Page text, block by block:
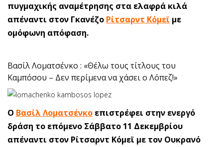
πυγμαχικής αναμέτρησης στα ελαφρά κιλά
απέναντι στον Γκανέζο Ρίτσαρντ Κόμεϊ με
ομόφωνη απόφαση.
Βασίλ Λοματσένκο : «Θέλω τους τίτλους του
Καμπόσου – Δεν περίμενα να χάσει ο Λόπεζ!»
Ο Βασίλ Λοματσένκο επιστρέφει στην ενεργό
δράση το επόμενο Σάββατο 11 Δεκεμβρίου
απέναντι στον Ρίτσαρντ Κόμεϊ με τον Ουκρανό